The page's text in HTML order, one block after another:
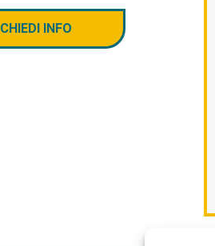
CHIEDI INFO